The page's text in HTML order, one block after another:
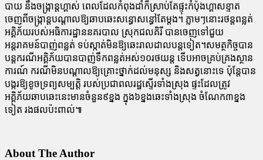
បាយ នឹងចង្រ្កាន្តហ្គាស់ ពេលដែលកំពុងដាំក៏ស្រាប់តែផ្ទុះកំប៉ុងហ្គាសខ្ទាត
ចេញពីចង្រ្កាន្តបណ្តាលឱ្យឆាបឆេះសន្ធោសន្ធៅតែម្តង។ ភ្លាមៗនោះរថន្តពន្លត់
អគ្គិភ័យរបស់អធិការដ្ឋាននគរបាល ស្រុកជលគិរី បានចេញទៅជួយ
អន្តរាគមន៍បាញ់ពន្លត់ ទប់ស្កាត់មិនឱ្យឆេះរាលដាលបន្តទៀត។សមត្ថកិច្ចបាន
បន្តករណីអគ្គិភ័យបានបាញ់ទឹកពន្លត់អស់១០រថយន្ត ទើបអាចគ្រប់គ្រងស្ថាន
ការណ៍ ករណីមិនបណ្តាលឱ្យគ្រោះថ្នាក់ដល់មនុស្ស និងសត្វនោះទេ ប៉ុន្តែបាន
បង្ករឱ្យខូចទ្រព្យសម្បត្តិ របស់ប្រជាពលរដ្ឋស្ទើរទាំងស្រុង ផ្ទះដែលត្រូវ
អគ្គិភ័យឆាបឆេះនេះមានចំនួន៩ខ្នង ក្នុង៦ខ្នងឆេះទាំងស្រុង ចំណែក៣ខ្នង
ទៀត រងផលប៉ះពាល់៕
About The Author